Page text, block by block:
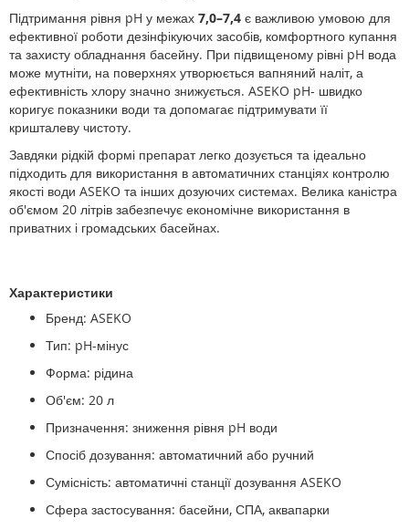
Підтримання рівня pH у межах 7,0–7,4 є важливою умовою для
ефективної роботи дезінфікуючих засобів, комфортного купання
та захисту обладнання басейну. При підвищеному рівні pH вода
може мутніти, на поверхнях утворюється вапняний наліт, а
ефективність хлору значно знижується. ASEKO pH- швидко
коригує показники води та допомагає підтримувати її
кришталеву чистоту.
Завдяки рідкій формі препарат легко дозується та ідеально
підходить для використання в автоматичних станціях контролю
якості води ASEKO та інших дозуючих системах. Велика каністра
об'ємом 20 літрів забезпечує економічне використання в
приватних і громадських басейнах.
Характеристики
Бренд: ASEKO
Тип: pH-мінус
Форма: рідина
Об'єм: 20 л
Призначення: зниження рівня pH води
Спосіб дозування: автоматичний або ручний
Сумісність: автоматичні станції дозування ASEKO
Сфера застосування: басейни, СПА, аквапарки